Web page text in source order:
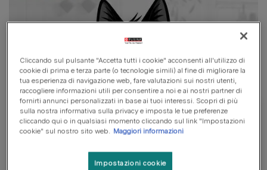
Fettine al vapore
Tenere e squisite fettine cotte a vapore per
Cliccando sul pulsante "Accetta tutti i cookie" acconsenti all'utilizzo di
cookie di prima e terza parte (o tecnologie simili) al fine di migliorare la
tua esperienza di navigazione web, fare valutazioni sui nostri utenti,
raccogliere informazioni utili per consentire a noi e ai nostri partner di
fornirti annunci personalizzati in base ai tuoi interessi. Scopri di più
sulla nostra informativa sulla privacy e imposta le tue preferenze
cliccando qui o in qualsiasi momento cliccando sul link "Impostazioni
cookie" sul nostro sito web. Maggiori informazioni
Impostazioni cookie